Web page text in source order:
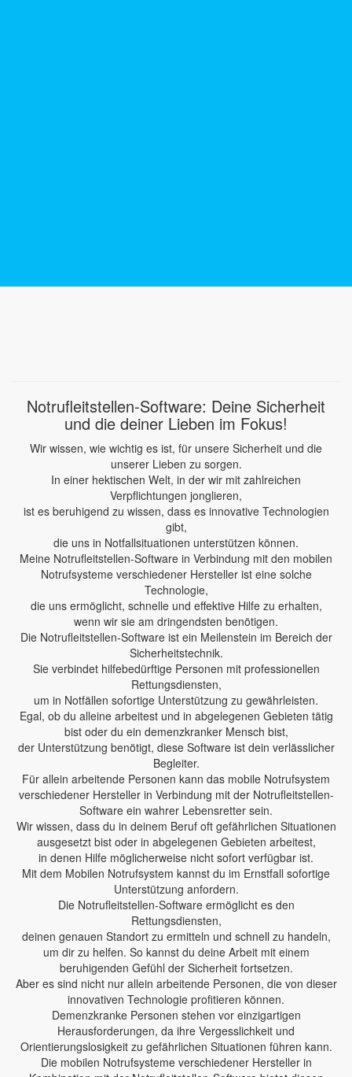
Notrufleitstellen-Software: Deine Sicherheit
und die deiner Lieben im Fokus!
Wir wissen, wie wichtig es ist, für unsere Sicherheit und die
unserer Lieben zu sorgen.
In einer hektischen Welt, in der wir mit zahlreichen
Verpflichtungen jonglieren,
ist es beruhigend zu wissen, dass es innovative Technologien
gibt,
die uns in Notfallsituationen unterstützen können.
Meine Notrufleitstellen-Software in Verbindung mit den mobilen
Notrufsysteme verschiedener Hersteller ist eine solche
Technologie,
die uns ermöglicht, schnelle und effektive Hilfe zu erhalten,
wenn wir sie am dringendsten benötigen.
Die Notrufleitstellen-Software ist ein Meilenstein im Bereich der
Sicherheitstechnik.
Sie verbindet hilfebedürftige Personen mit professionellen
Rettungsdiensten,
um in Notfällen sofortige Unterstützung zu gewährleisten.
Egal, ob du alleine arbeitest und in abgelegenen Gebieten tätig
bist oder du ein demenzkranker Mensch bist,
der Unterstützung benötigt, diese Software ist dein verlässlicher
Begleiter.
Für allein arbeitende Personen kann das mobile Notrufsystem
verschiedener Hersteller in Verbindung mit der Notrufleitstellen-
Software ein wahrer Lebensretter sein.
Wir wissen, dass du in deinem Beruf oft gefährlichen Situationen
ausgesetzt bist oder in abgelegenen Gebieten arbeitest,
in denen Hilfe möglicherweise nicht sofort verfügbar ist.
Mit dem Mobilen Notrufsystem kannst du im Ernstfall sofortige
Unterstützung anfordern.
Die Notrufleitstellen-Software ermöglicht es den
Rettungsdiensten,
deinen genauen Standort zu ermitteln und schnell zu handeln,
um dir zu helfen. So kannst du deine Arbeit mit einem
beruhigenden Gefühl der Sicherheit fortsetzen.
Aber es sind nicht nur allein arbeitende Personen, die von dieser
innovativen Technologie profitieren können.
Demenzkranke Personen stehen vor einzigartigen
Herausforderungen, da ihre Vergesslichkeit und
Orientierungslosigkeit zu gefährlichen Situationen führen kann.
Die mobilen Notrufsysteme verschiedener Hersteller in